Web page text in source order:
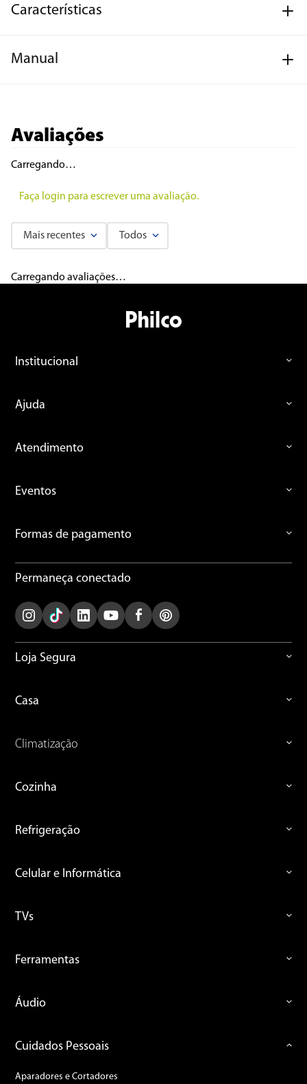
Características
Manual
Avaliações
Carregando…
Faça login para escrever uma avaliação.
Mais recentes Todos
Carregando avaliações…
Institucional
Ajuda
Atendimento
Eventos
Formas de pagamento
Permaneça conectado
Loja Segura
Casa
Climatização
Cozinha
Refrigeração
Celular e Informática
TVs
Ferramentas
Áudio
Cuidados Pessoais
Aparadores e Cortadores